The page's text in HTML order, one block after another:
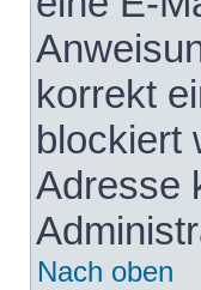
korrekt
blockiert
Adresse
Nach oben